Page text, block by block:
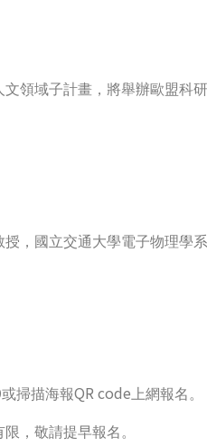
領域子計畫，將舉辦歐盟科
，國立交通大學電子物理學
或掃描海報QR code 上網報名。
，敬請提早報名。